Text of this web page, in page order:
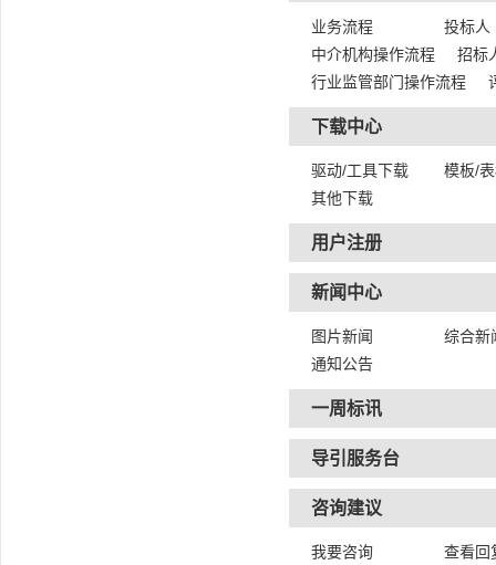
业务流程
投标人
中介机构操作流程
招标
行业监管部门操作流程
下载中心
驱动/工具下载
模板/
其他下载
用户注册
新闻中心
图片新闻
综合新
通知公告
一周标讯
导引服务台
咨询建议
我要咨询 查看回